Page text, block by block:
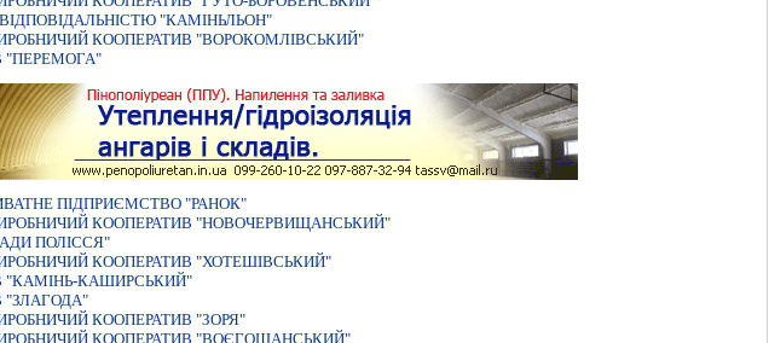
"КАМIНЬЛЬОН"
КООПЕРАТИВ "ВОРОКОМЛІВСЬКИЙ"
"ПЕРЕМОГА"
ПІДПРИЄМСТВО "РАНОК"
КООПЕРАТИВ "НОВОЧЕРВИЩАНСЬКИЙ"
ПОЛІССЯ"
КООПЕРАТИВ "ХОТЕШІВСЬКИЙ"
"КАМІНЬ-КАШИРСЬКИЙ"
"ЗЛАГОДА"
КООПЕРАТИВ "ЗОРЯ"
КООПЕРАТИВ "ВОЄГОЩАНСЬКИЙ"